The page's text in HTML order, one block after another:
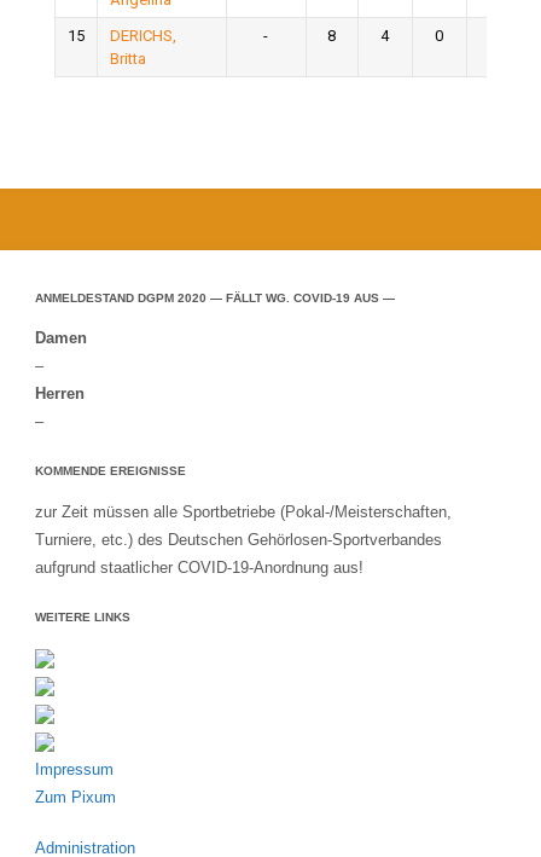
15
DERICHS,
Britta
- 8 4 0
ANMELDESTAND DGPM 2020 — FÄLLT WG. COVID-19 AUS —
Damen
–
Herren
–
KOMMENDE EREIGNISSE
zur Zeit müssen alle Sportbetriebe (Pokal-/Meisterschaften,
Turniere, etc.) des Deutschen Gehörlosen-Sportverbandes
aufgrund staatlicher COVID-19-Anordnung aus!
WEITERE LINKS
Impressum
Zum Pixum
Administration